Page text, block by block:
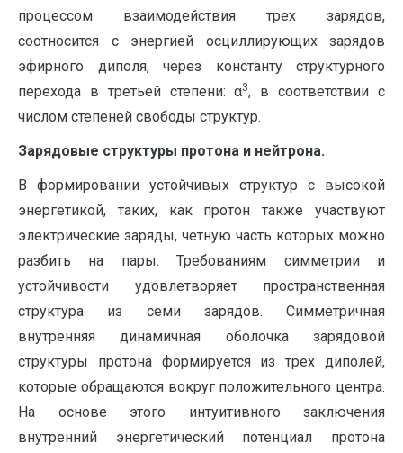
процессом взаимодействия трех зарядов,
соотносится с энергией осциллирующих зарядов
эфирного диполя, через константу структурного
перехода в третьей степени: α3, в соответствии с
числом степеней свободы структур.
Зарядовые структуры протона и нейтрона.
В формировании устойчивых структур с высокой
энергетикой, таких, как протон также участвуют
электрические заряды, четную часть которых можно
разбить на пары. Требованиям симметрии и
устойчивости удовлетворяет пространственная
структура из семи зарядов. Симметричная
внутренняя динамичная оболочка зарядовой
структуры протона формируется из трех диполей,
которые обращаются вокруг положительного центра.
На основе этого интуитивного заключения
внутренний энергетический потенциал протона